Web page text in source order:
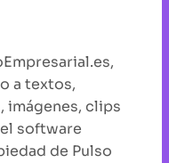
a textos,
clips
software
de Pulso